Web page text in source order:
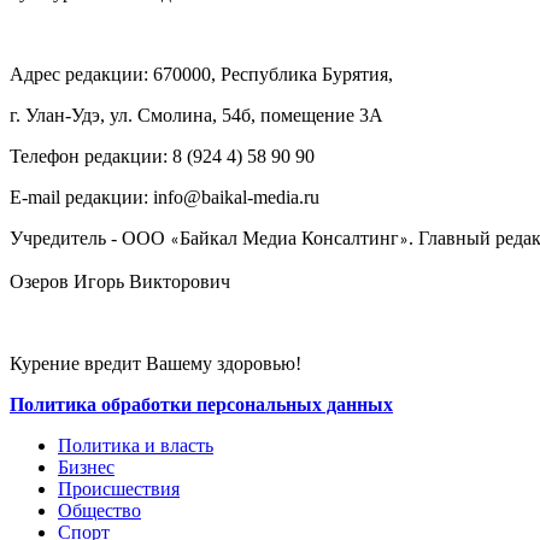
Адрес редакции: 670000, Республика Бурятия,
г. Улан-Удэ, ул. Смолина, 54б, помещение 3А
Телефон редакции: ‎‎8 (924 4) 58 90 90
E-mail редакции: info@baikal-media.ru
Учредитель - ООО «Байкал Медиа Консалтинг». Главный
Озеров Игорь Викторович
Курение вредит Вашему здоровью!
Политика обработки персональных данных
Политика и власть
Бизнес
Происшествия
Общество
Cпорт